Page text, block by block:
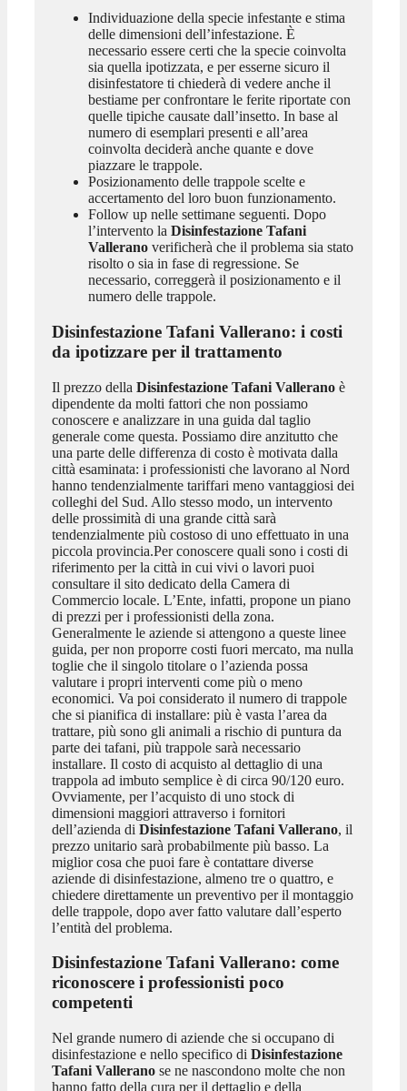
Individuazione della specie infestante e stima
delle dimensioni dell’infestazione. È
necessario essere certi che la specie coinvolta
sia quella ipotizzata, e per esserne sicuro il
disinfestatore ti chiederà di vedere anche il
bestiame per confrontare le ferite riportate con
quelle tipiche causate dall’insetto. In base al
numero di esemplari presenti e all’area
coinvolta deciderà anche quante e dove
piazzare le trappole.
Posizionamento delle trappole scelte e
accertamento del loro buon funzionamento.
Follow up nelle settimane seguenti. Dopo
l’intervento la Disinfestazione Tafani
Valleranoverificherà che il problema sia stato
risolto o sia in fase di regressione. Se
necessario, correggerà il posizionamento e il
numero delle trappole.
Disinfestazione Tafani Vallerano: i costi
da ipotizzare per il trattamento
Il prezzo della Disinfestazione Tafani Valleranoè
dipendente da molti fattori che non possiamo
conoscere e analizzare in una guida dal taglio
generale come questa. Possiamo dire anzitutto che
una parte delle differenza di costo è motivata dalla
città esaminata: i professionisti che lavorano al Nord
hanno tendenzialmente tariffari meno vantaggiosi dei
colleghi del Sud. Allo stesso modo, un intervento
delle prossimità di una grande città sarà
tendenzialmente più costoso di uno effettuato in una
piccola provincia.Per conoscere quali sono i costi di
riferimento per la città in cui vivi o lavori puoi
consultare il sito dedicato della Camera di
Commercio locale. L’Ente, infatti, propone un piano
di prezzi per i professionisti della zona.
Generalmente le aziende si attengono a queste linee
guida, per non proporre costi fuori mercato, ma nulla
toglie che il singolo titolare o l’azienda possa
valutare i propri interventi come più o meno
economici. Va poi considerato il numero di trappole
che si pianifica di installare: più è vasta l’area da
trattare, più sono gli animali a rischio di puntura da
parte dei tafani, più trappole sarà necessario
installare. Il costo di acquisto al dettaglio di una
trappola ad imbuto semplice è di circa 90/120 euro.
Ovviamente, per l’acquisto di uno stock di
dimensioni maggiori attraverso i fornitori
dell’azienda di Disinfestazione Tafani Vallerano, il
prezzo unitario sarà probabilmente più basso. La
miglior cosa che puoi fare è contattare diverse
aziende di disinfestazione, almeno tre o quattro, e
chiedere direttamente un preventivo per il montaggio
delle trappole, dopo aver fatto valutare dall’esperto
l’entità del problema.
Disinfestazione Tafani Vallerano: come
riconoscere i professionisti poco
competenti
Nel grande numero di aziende che si occupano di
disinfestazione e nello specifico di Disinfestazione
Tafani Valleranose ne nascondono molte che non
hanno fatto della cura per il dettaglio e della